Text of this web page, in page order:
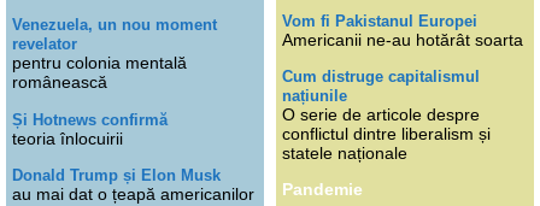
Venezuela, un nou moment
revelator
pentru colonia mentală
românească
Și Hotnews confirmă
teoria înlocuirii
Donald Trump și Elon Musk
au mai dat o țeapă americanilor
Vom fi Pakistanul Europei
Americanii ne-au hotărât soarta
Cum distruge capitalismul
națiunile
O serie de articole despre
conflictul dintre liberalism și
statele naționale
Pandemie